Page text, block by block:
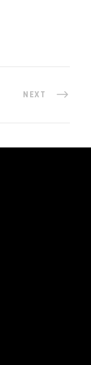
NEXT